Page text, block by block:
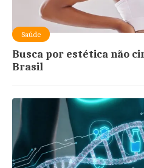
Saúde
Busca por estética não
Brasil